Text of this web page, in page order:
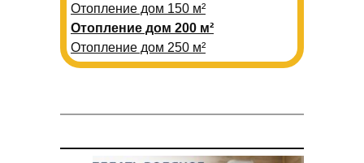
Отопление дом 150 м²
Отопление дом 200 м²
Отопление дом 250 м²